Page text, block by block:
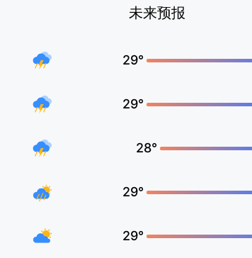
未来预报
29°
29°
28°
29°
29°